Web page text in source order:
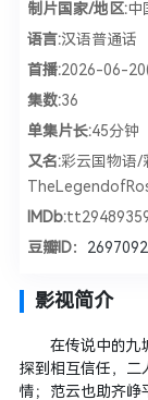
制片国家/地区:中
语言:汉语普通话
首播:2026-06-
集数:36
单集片长:45分钟
又名:彩云国物语/
IMDb:
豆瓣ID：
影视简介
在传说中的九城
探到相互信任，二
情；范云也助齐峥